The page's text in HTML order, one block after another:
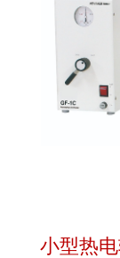
小型热